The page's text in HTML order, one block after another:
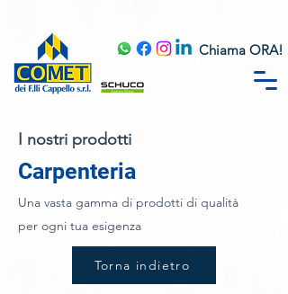
Chiama ORA!
I nostri prodotti
Carpenteria
Una vasta gamma di prodotti di qualità
per ogni tua esigenza
Torna indietro